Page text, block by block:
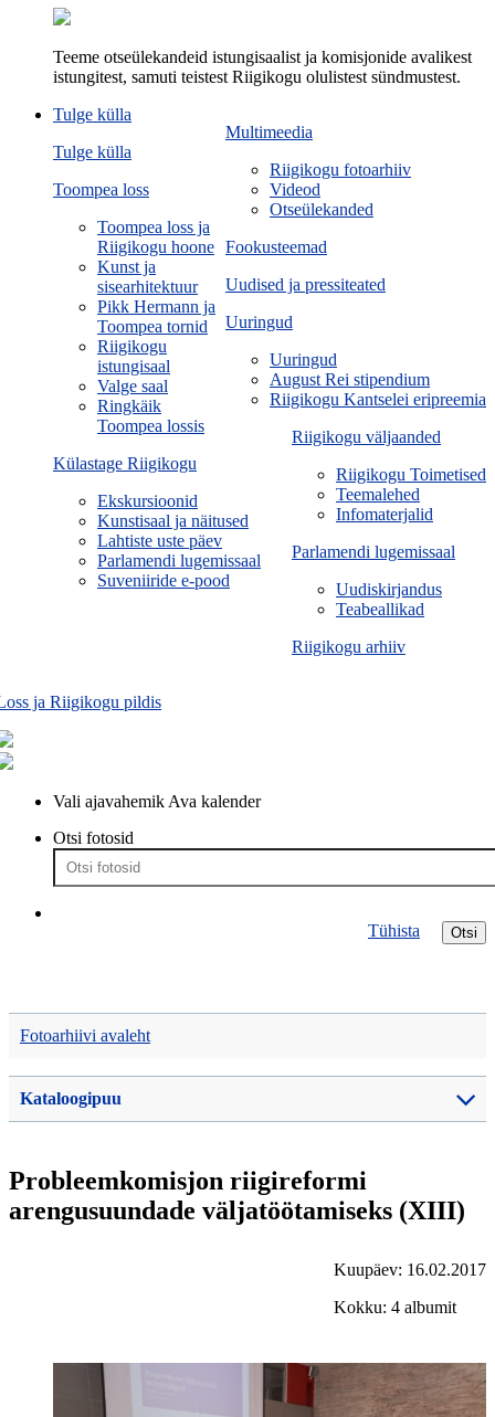
Teeme otseülekandeid istungisaalist ja komisjonide avalikest
istungitest, samuti teistest Riigikogu olulistest sündmustest.
Multimeedia
Riigikogu fotoarhiiv
Videod
Otseülekanded
Fookusteemad
Uudised ja pressiteated
Uuringud
Uuringud
August Rei stipendium
Riigikogu Kantselei eripreemia
Riigikogu väljaanded
Riigikogu Toimetised
Teemalehed
Infomaterjalid
Parlamendi lugemissaal
Uudiskirjandus
Teabeallikad
Riigikogu arhiiv
Tulge külla
Tulge külla
Toompea loss
Toompea loss ja
Riigikogu hoone
Kunst ja
sisearhitektuur
Pikk Hermann ja
Toompea tornid
Riigikogu
istungisaal
Valge saal
Ringkäik
Toompea lossis
Külastage Riigikogu
Ekskursioonid
Kunstisaal ja näitused
Lahtiste uste päev
Parlamendi lugemissaal
Suveniiride e-pood
ja Riigikogu pildis
Vali ajavahemik Ava kalender
Otsi fotosid
Otsi
Tühista
Fotoarhiivi avaleht
Kataloogipuu
Probleemkomisjon riigireformi
arengusuundade väljatöötamiseks (XIII)
Kuupäev: 16.02.2017
Kokku: 4 albumit